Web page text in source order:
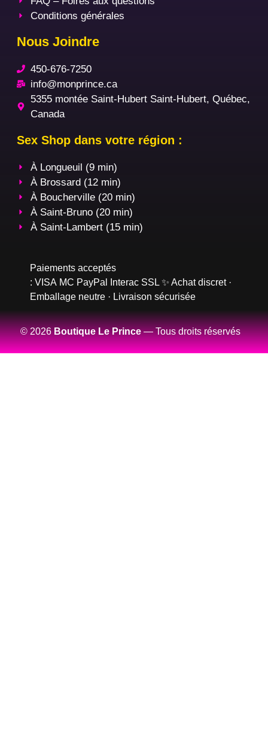
Conditions générales
Nous Joindre
450-676-7250
info@monprince.ca
5355 montée Saint-Hubert Saint-Hubert, Québec,
Canada
Sex Shop dans votre région :
À Longueuil (9 min)
À Brossard (12 min)
À Boucherville (20 min)
À Saint-Bruno (20 min)
À Saint-Lambert (15 min)
Paiements acceptés
: VISA MC PayPal Interac SSL ✨ Achat discret ·
Emballage neutre · Livraison sécurisée
© 2026Boutique Le Prince— Tous droits réservés